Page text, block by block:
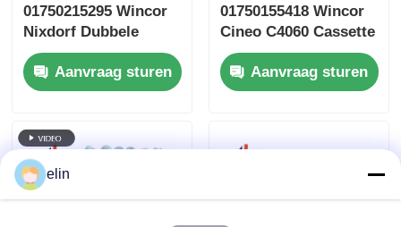
01750215295 Wincor
Nixdorf Dubbele
onttrekkingsunit
MDMS CMD-V5 DA
Aanvraag sturen
01750155418 Wincor
Cineo C4060 Cassette
Rec BC Lock ATM
Onderdelen
Aanvraag sturen
elin